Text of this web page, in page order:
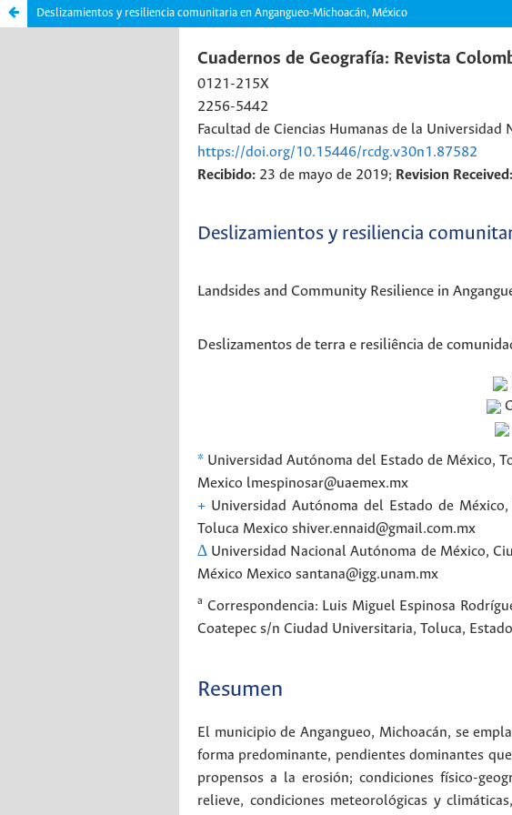
Deslizamientos y resiliencia comunitaria en Angangueo-Michoacán, México